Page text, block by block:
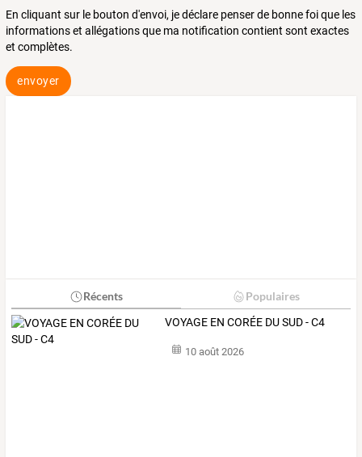
En cliquant sur le bouton d'envoi, je déclare penser de bonne foi que les
informations et allégations que ma notification contient sont exactes
et complètes.
envoyer
Récents Populaires
VOYAGE EN CORÉE DU SUD - C4
10 août 2026